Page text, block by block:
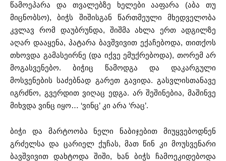
წამოეპარა და თვალებზე ხელები ააფარა (აბა თუ
მიცნობსო), ბიჭს შიშისგან წართმეული მხედველობა
კვლავ რომ დაუბრუნდა, შიშმა ახლა ერთ ადგილზე
აღარ დააყენა, პატარა ბავშვივით ექაჩებოდა, თითქოს
თხოვდა გამასეირნე (და იქვე ემუქრებოდა), თორემ არ
მოგასვენებო. ბიჭიც წამოდგა და დაკარგული
მოსვენების საძებნად გარეთ გავიდა. გასვლისთანავე
იგრძნო, გვერდით ვიღაც ედგა. არ შეშინებია, მაშინვე
მიხვდა ვინც იყო… ‘ვინც’ კი არა ‘რაც’.
ბიჭი და მარტოობა ნელი ნაბიჯებით მიუყვებოდნენ
გრძელსა და ცარიელ ქუჩას, მათ წინ კი მოუსვენარი
ბავშვივით დახტოდა შიში, ხან ბიჭს ჩამოეკიდებოდა